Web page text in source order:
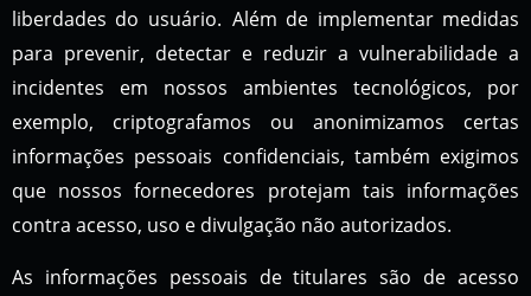
liberdades do usuário. Além de implementar medidas
para prevenir, detectar e reduzir a vulnerabilidade a
incidentes em nossos ambientes tecnológicos, por
exemplo, criptografamos ou anonimizamos certas
informações pessoais confidenciais, também exigimos
que nossos fornecedores protejam tais informações
contra acesso, uso e divulgação não autorizados.
As informações pessoais de titulares são de acesso